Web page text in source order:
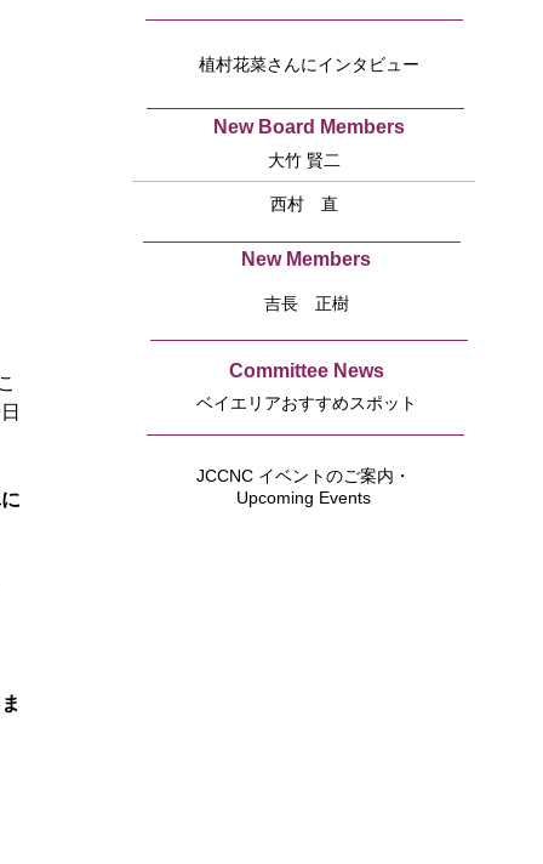
植村花菜さんにインタビュー
New Board Members
大竹 賢二
西村 直
New Members
吉長 正樹
Committee News
ベイエリアおすすめスポット
JCCNC イベントのご案内・
Upcoming Events